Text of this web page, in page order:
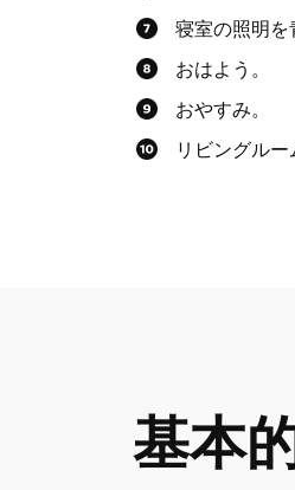
寝室の照明を
おはよう。
おやすみ。
リビングルー
基本